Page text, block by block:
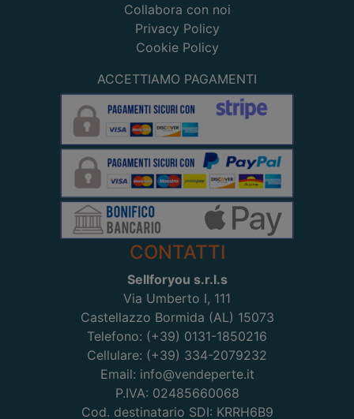
Collabora con noi
Privacy Policy
Cookie Policy
ACCETTIAMO PAGAMENTI
CONTATTI
Sellforyou s.r.l.s
Via Umberto I, 111
Castellazzo Bormida (AL) 15073
Telefono: (+39) 0131-1850216
Cellulare: (+39) 334-2079232
Email: info@vendeperte.it
P.IVA: 02485660068
Cod. destinatario SDI: KRRH6B9